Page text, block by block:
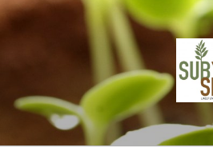
Ir
al